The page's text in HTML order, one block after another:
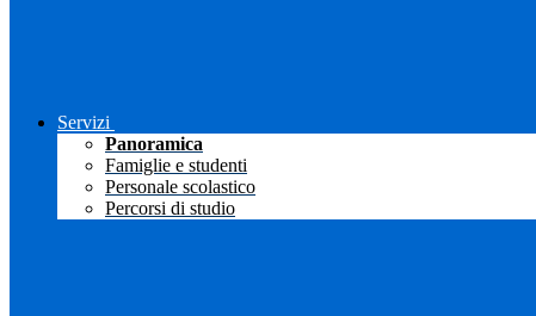
Servizi
Panoramica
Famiglie e studenti
Personale scolastico
Percorsi di studio